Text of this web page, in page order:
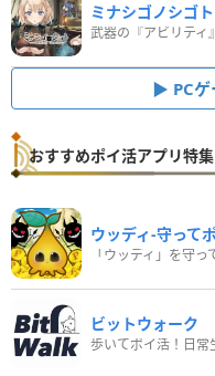
ミナシゴノシゴト
PC
おすすめポイ活アプリ特集
ウッディ‐守って
「ウッディ」を守
ビットウォーク